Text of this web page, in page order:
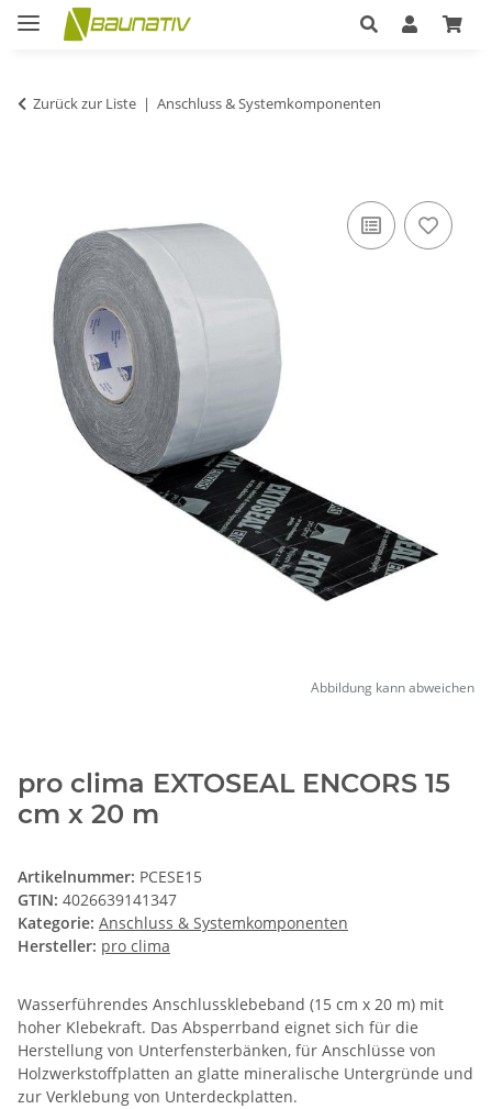
Zurück zur Liste Anschluss & Systemkomponenten
Abbildung kann abweichen
pro clima EXTOSEAL ENCORS 15
cm x 20 m
Artikelnummer: PCESE15
GTIN: 4026639141347
Kategorie: Anschluss & Systemkomponenten
Hersteller: pro clima
Wasserführendes Anschlussklebeband (15 cm x 20 m) mit
hoher Klebekraft. Das Absperrband eignet sich für die
Herstellung von Unterfensterbänken, für Anschlüsse von
Holzwerkstoffplatten an glatte mineralische Untergründe und
zur Verklebung von Unterdeckplatten.